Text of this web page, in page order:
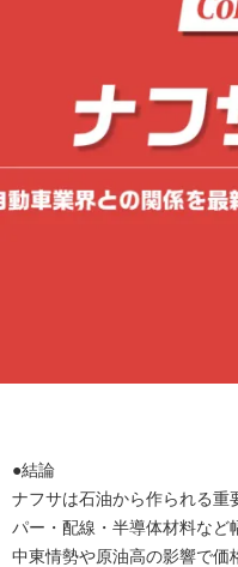
●結論
ナフサは石油から作られる重
パー・配線・半導体材料など
中東情勢や原油高の影響で価